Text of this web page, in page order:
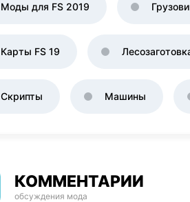
Моды для FS 2019
Карты FS 19
Скрипты Машины
КОММЕНТАРИИ
обсуждения мода